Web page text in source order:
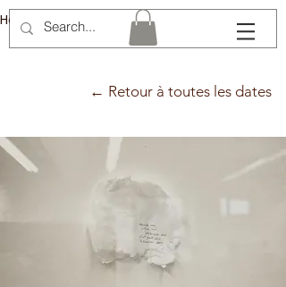
Hélène Lémery
← Retour à toutes les dates